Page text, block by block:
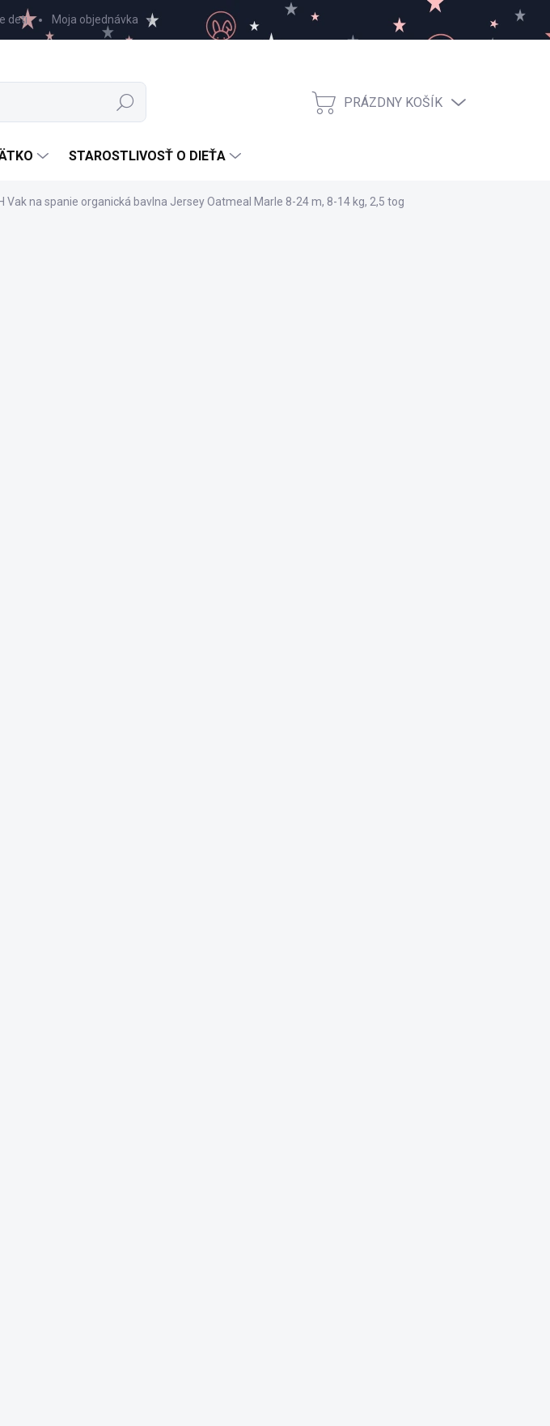
deti Moja objednávka
Hľadať
NÁKUPNÝ
PRÁZDNY KOŠÍK
STAROSTLIVOSŤ O DIEŤA
Vak na spanie organická bavlna Jersey Oatmeal Marle 8-24 m, 8-14 kg, 2,5 tog